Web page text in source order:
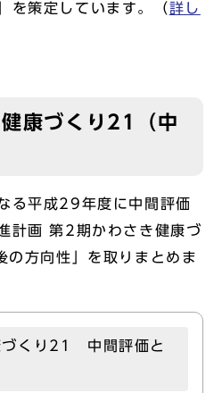
を策定しています。（詳し
康づくり21（中
る平成29年度に中間評価
計画 第2期かわさき健康づ
方向性」を取りまとめま
づくり21 中間評価と